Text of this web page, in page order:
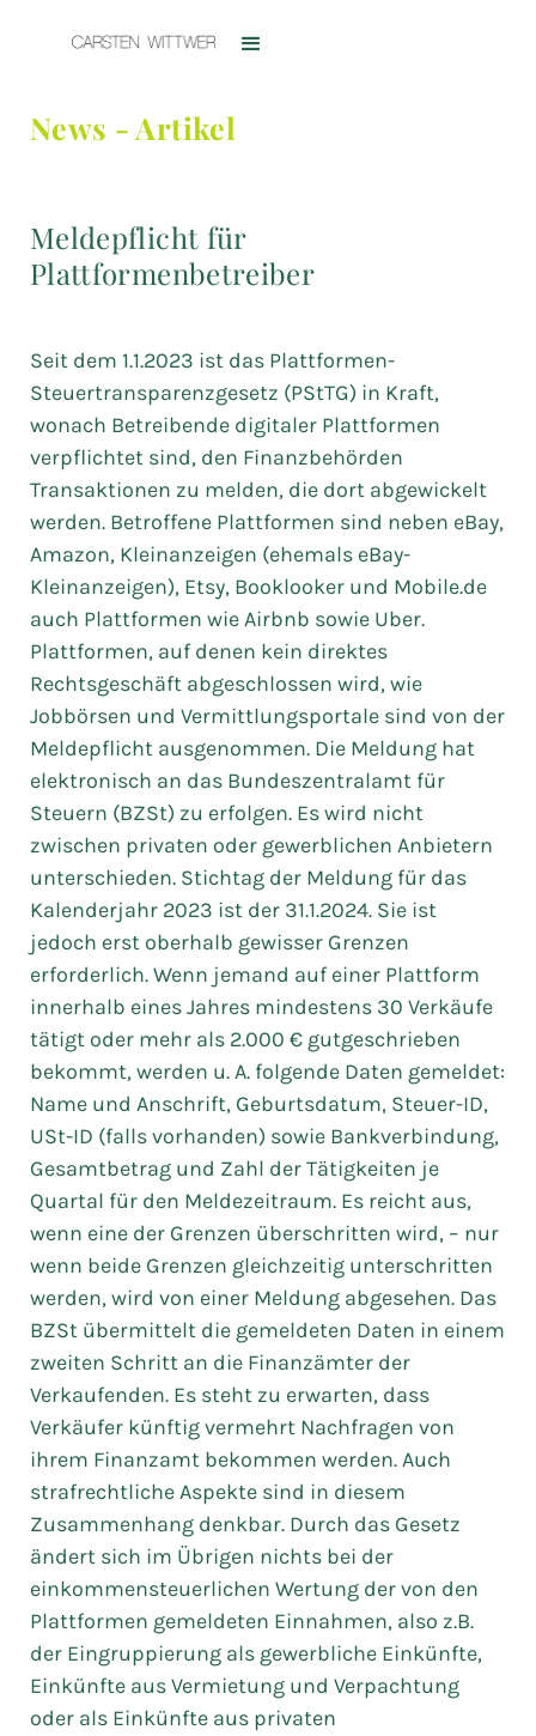
News - Artikel
Meldepflicht für
Plattformenbetreiber
Seit dem 1.1.2023 ist das Plattformen-
Steuertransparenzgesetz (PStTG) in Kraft,
wonach Betreibende digitaler Plattformen
verpflichtet sind, den Finanzbehörden
Transaktionen zu melden, die dort abgewickelt
werden. Betroffene Plattformen sind neben eBay,
Amazon, Kleinanzeigen (ehemals eBay-
Kleinanzeigen), Etsy, Booklooker und Mobile.de
auch Plattformen wie Airbnb sowie Uber.
Plattformen, auf denen kein direktes
Rechtsgeschäft abgeschlossen wird, wie
Jobbörsen und Vermittlungsportale sind von der
Meldepflicht ausgenommen. Die Meldung hat
elektronisch an das Bundeszentralamt für
Steuern (BZSt) zu erfolgen. Es wird nicht
zwischen privaten oder gewerblichen Anbietern
unterschieden. Stichtag der Meldung für das
Kalenderjahr 2023 ist der 31.1.2024. Sie ist
jedoch erst oberhalb gewisser Grenzen
erforderlich. Wenn jemand auf einer Plattform
innerhalb eines Jahres mindestens 30 Verkäufe
tätigt oder mehr als 2.000 € gutgeschrieben
bekommt, werden u. A. folgende Daten gemeldet:
Name und Anschrift, Geburtsdatum, Steuer-ID,
USt-ID (falls vorhanden) sowie Bankverbindung,
Gesamtbetrag und Zahl der Tätigkeiten je
Quartal für den Meldezeitraum. Es reicht aus,
wenn eine der Grenzen überschritten wird, – nur
wenn beide Grenzen gleichzeitig unterschritten
werden, wird von einer Meldung abgesehen. Das
BZSt übermittelt die gemeldeten Daten in einem
zweiten Schritt an die Finanzämter der
Verkaufenden. Es steht zu erwarten, dass
Verkäufer künftig vermehrt Nachfragen von
ihrem Finanzamt bekommen werden. Auch
strafrechtliche Aspekte sind in diesem
Zusammenhang denkbar. Durch das Gesetz
ändert sich im Übrigen nichts bei der
einkommensteuerlichen Wertung der von den
Plattformen gemeldeten Einnahmen, also z.B.
der Eingruppierung als gewerbliche Einkünfte,
Einkünfte aus Vermietung und Verpachtung
oder als Einkünfte aus privaten